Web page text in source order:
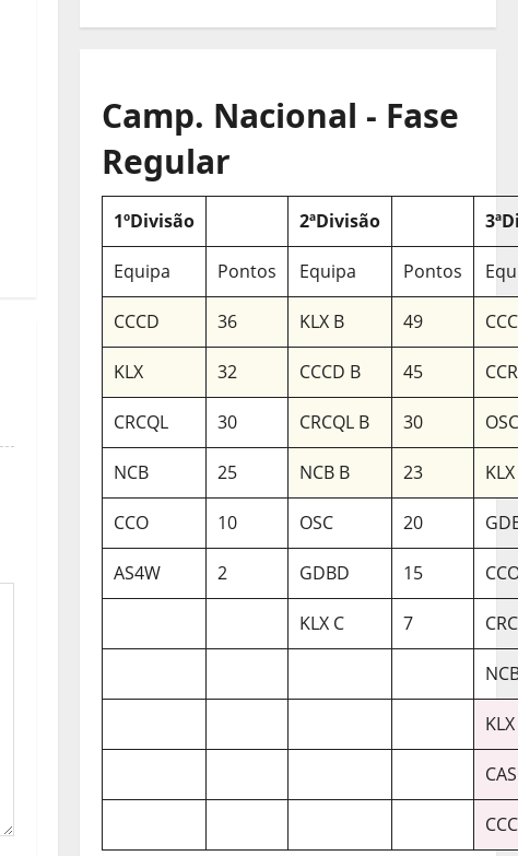
Camp. Nacional - Fase
Regular
1ºDivisão 2ªDivisão
Equipa Pontos Equipa Pontos
CCCD 36 KLX B 49
KLX 32 CCCD B 45
CRCQL 30 CRCQL B 30
NCB 25 NCB B 23
CCO 10 OSC 20
AS4W 2 GDBD 15
KLX C 7